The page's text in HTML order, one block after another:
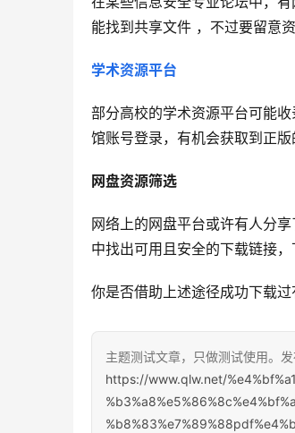
能找到共享文件 ，不过要留意
学术资源平台
部分高校的学术资源平台可能
馆账号登录，有机会获取到正
网盘资源筛选
网络上的网盘平台或许有人分
中找出可用且安全的下载链接，
你是否借助上述途径成功下载
主题测试文章，只做测试使用。
https://www.qlw.net/